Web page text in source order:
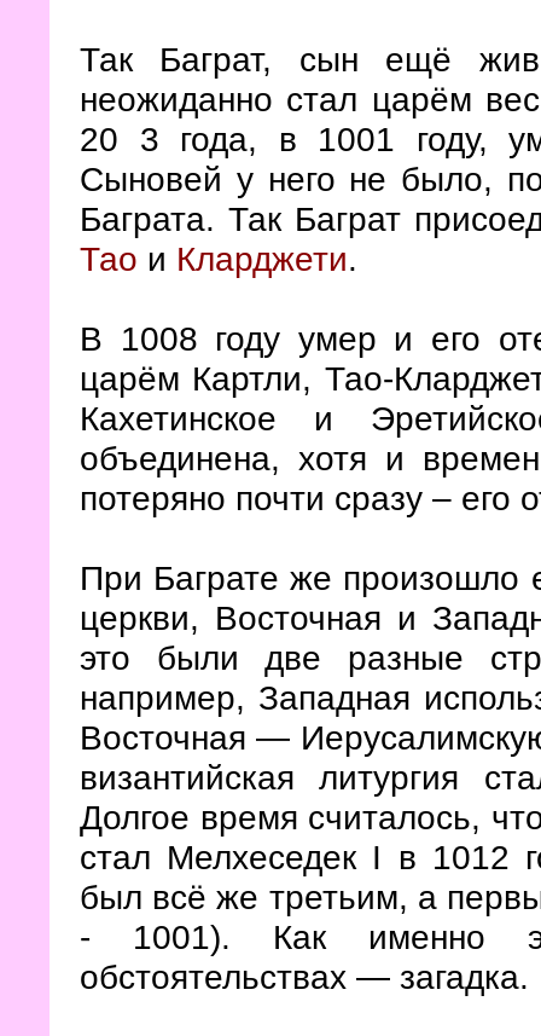
Так Баграт, сын ещё
неожиданно стал царём
20 3 года, в 1001 году,
Сыновей у него не было,
Баграта. Так Баграт
Тао и Кларджети.
В 1008 году умер и его
царём Картли, Тао-
Кахетинское и
объединена, хотя и
потеряно почти сразу – его
При Баграте же произошло
церкви, Восточная и
это были две разные
например, Западная
Восточная —
византийская литургия
Долгое время считалось,
стал Мелхеседек I в 1012
был всё же третьим, а
- 1001). Как именно
обстоятельствах — загадка.